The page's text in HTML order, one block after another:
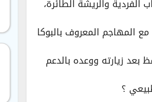
والريشة الطائرة،
المهاجم المعروف بالبوكا
بعد زيارته ووعده بالدعم
؟